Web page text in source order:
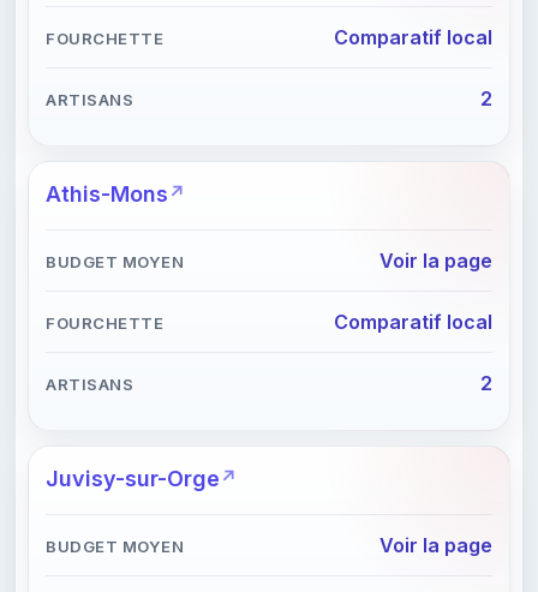
Comparatif local
2
Athis-Mons
Voir la page
Comparatif local
2
Juvisy-sur-Orge
Voir la page